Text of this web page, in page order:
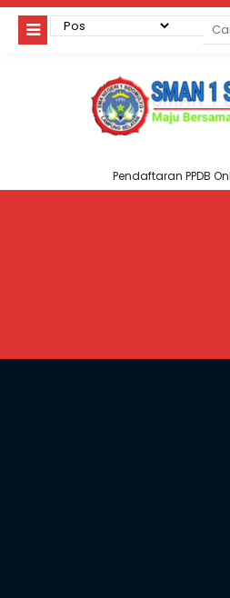
Pendaftaran PPDB